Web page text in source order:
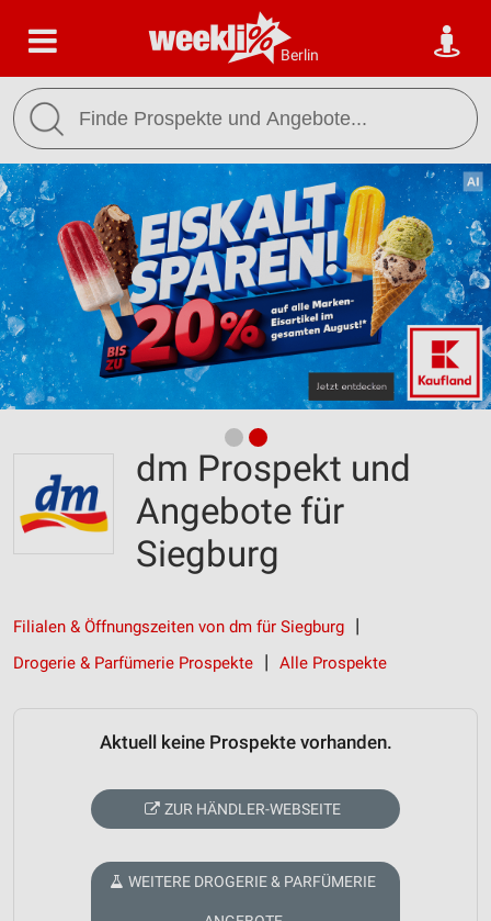
Berlin
dm Prospekt und
Angebote für
Siegburg
Filialen & Öffnungszeiten von dm für Siegburg
Drogerie & Parfümerie Prospekte
Alle Prospekte
Aktuell keine Prospekte vorhanden.
ZUR HÄNDLER-WEBSEITE
WEITERE DROGERIE & PARFÜMERIE